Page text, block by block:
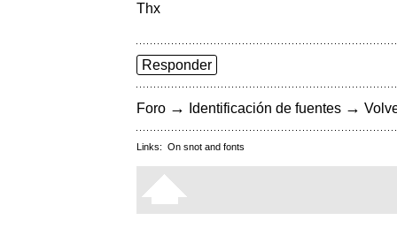
Thx
Responder
Foro → Identificación de fuentes →
Links: On snot and fonts